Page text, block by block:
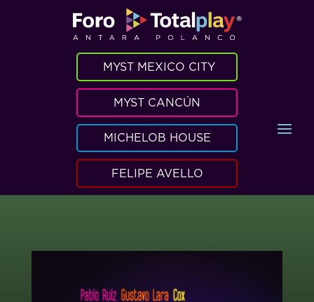
MYST MEXICO CITY
MYST CANCÚN
MICHELOB HOUSE
FELIPE AVELLO